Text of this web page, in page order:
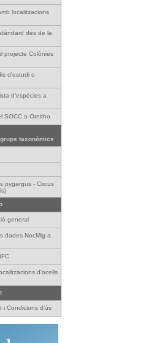
localitzacions
des de la
projecte Colònies
d'estudi o
d'espècies a
SOCC a Ornitho
taxonòmics
pygargus - Circus
general
dades NocMig a
d'ocells
i Condicions d'ús